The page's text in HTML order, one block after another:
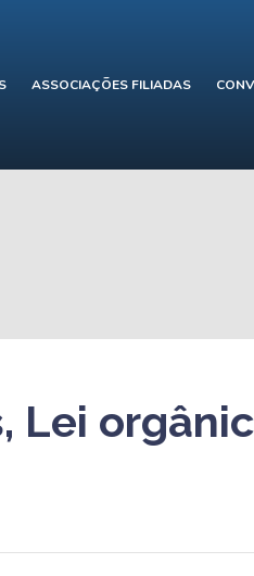
ASSOCIAÇÕES FILIADAS
Lei